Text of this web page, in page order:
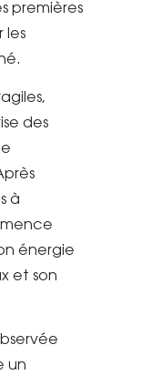
premières
les
des
à
énergie
et son
un